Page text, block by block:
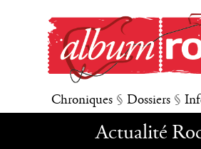
Chroniques § Dossiers §
Actualité